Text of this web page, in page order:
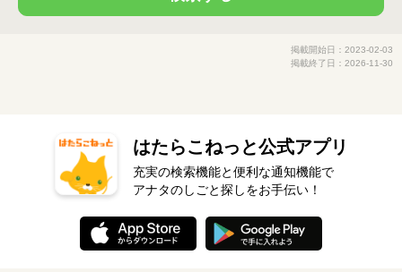
掲載開始日：2023-02-03
掲載終了日：2026-11-30
はたらこねっと公式アプリ
充実の検索機能と便利な通知機能で
アナタのしごと探しをお手伝い！